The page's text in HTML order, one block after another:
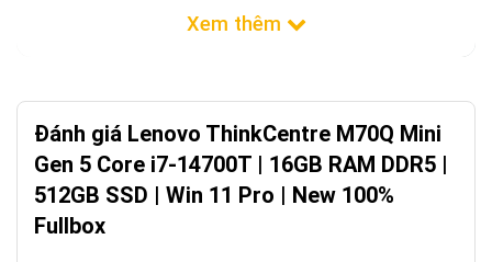
Đánh giá Lenovo ThinkCentre M70Q Mini
Gen 5 Core i7-14700T | 16GB RAM DDR5 |
512GB SSD | Win 11 Pro | New 100%
Fullbox